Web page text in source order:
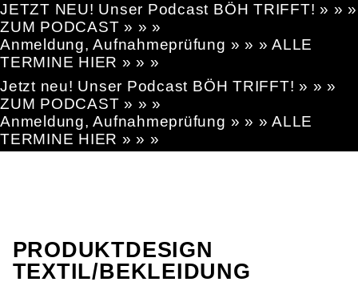
JETZT NEU! Unser Podcast BÖH TRIFFT! » » »
ZUM PODCAST » » »
Anmeldung, Aufnahmeprüfung » » » ALLE
TERMINE HIER » » »
Jetzt neu! Unser Podcast BÖH TRIFFT! » » »
ZUM PODCAST » » »
Anmeldung, Aufnahmeprüfung » » » ALLE
TERMINE HIER » » »
PRODUKTDESIGN
TEXTIL/BEKLEIDUNG